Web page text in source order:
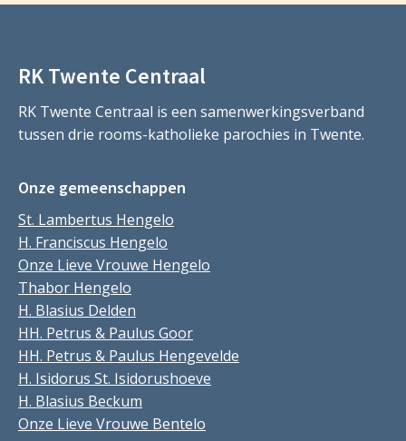
RK Twente Centraal
RK Twente Centraal is een samenwerkingsverband
tussen drie rooms-katholieke parochies in Twente.
Onze gemeenschappen
St. Lambertus Hengelo
H. Franciscus Hengelo
Onze Lieve Vrouwe Hengelo
Thabor Hengelo
H. Blasius Delden
HH. Petrus & Paulus Goor
HH. Petrus & Paulus Hengevelde
H. Isidorus St. Isidorushoeve
H. Blasius Beckum
Onze Lieve Vrouwe Bentelo